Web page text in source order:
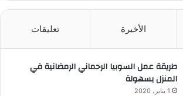
الأخيرة تعليقات
طريقة عمل السوبيا الرحماني الرمضانية في
المنزل بسهولة
1 يناير، 2020